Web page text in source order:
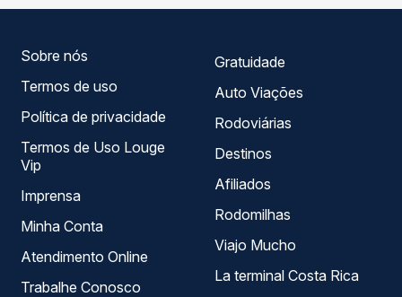
Sobre nós
Termos de uso
Política de privacidade
Termos de Uso Louge
Vip
Imprensa
Minha Conta
Atendimento Online
Trabalhe Conosco
Gratuidade
Auto Viações
Rodoviárias
Destinos
Afiliados
Rodomilhas
Viajo Mucho
La terminal Costa Rica